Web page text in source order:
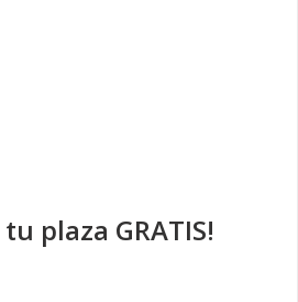
tu plaza GRATIS!